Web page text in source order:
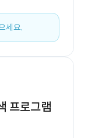
세요.
프로그램